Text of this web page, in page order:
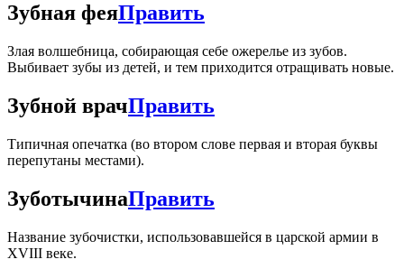
Зубная феяПравить
Злая волшебница, собирающая себе ожерелье из зубов.
Выбивает зубы из детей, и тем приходится отращивать новые.
Зубной врачПравить
Типичная опечатка (во втором слове первая и вторая буквы
перепутаны местами).
ЗуботычинаПравить
Название зубочистки, использовавшейся в царской армии в
XVIII веке.